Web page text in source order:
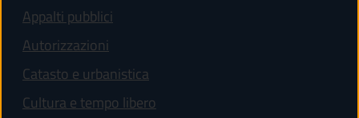
Appalti pubblici
Autorizzazioni
Catasto e urbanistica
Cultura e tempo libero